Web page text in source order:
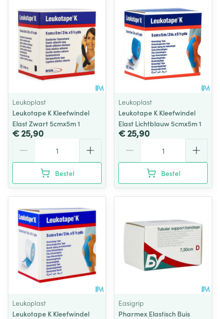
Leukoplast
Leukotape K Kleefwindel
Elast Zwart 5cmx5m 1
€ 25,90
Bestel
Leukoplast
Leukotape K Kleefwindel
Elast Lichtblauw 5cmx5m 1
€ 25,90
Bestel
Leukoplast
Leukotape K Kleefwindel
Easigrip
Pharmex Elastisch Buis